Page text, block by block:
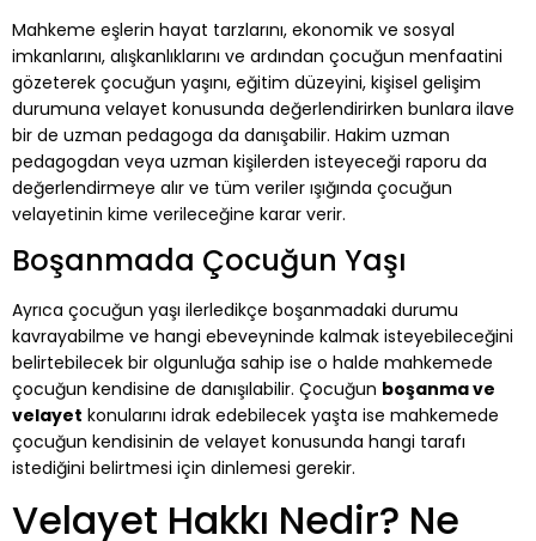
Mahkeme eşlerin hayat tarzlarını, ekonomik ve sosyal
imkanlarını, alışkanlıklarını ve ardından çocuğun menfaatini
gözeterek çocuğun yaşını, eğitim düzeyini, kişisel gelişim
durumuna velayet konusunda değerlendirirken bunlara ilave
bir de uzman pedagoga da danışabilir. Hakim uzman
pedagogdan veya uzman kişilerden isteyeceği raporu da
değerlendirmeye alır ve tüm veriler ışığında çocuğun
velayetinin kime verileceğine karar verir.
Boşanmada Çocuğun Yaşı
Ayrıca çocuğun yaşı ilerledikçe boşanmadaki durumu
kavrayabilme ve hangi ebeveyninde kalmak isteyebileceğini
belirtebilecek bir olgunluğa sahip ise o halde mahkemede
çocuğun kendisine de danışılabilir. Çocuğun boşanma ve
velayet konularını idrak edebilecek yaşta ise mahkemede
çocuğun kendisinin de velayet konusunda hangi tarafı
istediğini belirtmesi için dinlemesi gerekir.
Velayet Hakkı Nedir? Ne